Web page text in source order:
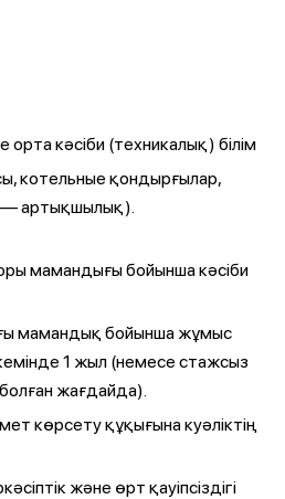
кәсіби (техникалық) білім
котельные қондырғылар,
— артықшылық).
мамандығы бойынша кәсіби
мамандық бойынша жұмыс
1 жыл (немесе стажсыз
жағдайда).
көрсету құқығына куәліктің
және өрт қауіпсіздігі